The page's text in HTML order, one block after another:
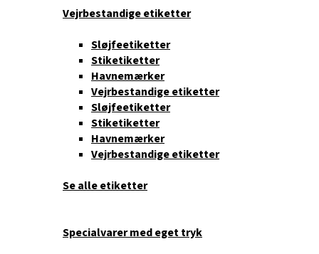
Vejrbestandige etiketter
Sløjfeetiketter
Stiketiketter
Havnemærker
Vejrbestandige etiketter
Sløjfeetiketter
Stiketiketter
Havnemærker
Vejrbestandige etiketter
Se alle etiketter
Specialvarer med eget tryk